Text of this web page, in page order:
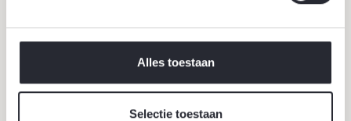
Alles toestaan
Selectie toestaan